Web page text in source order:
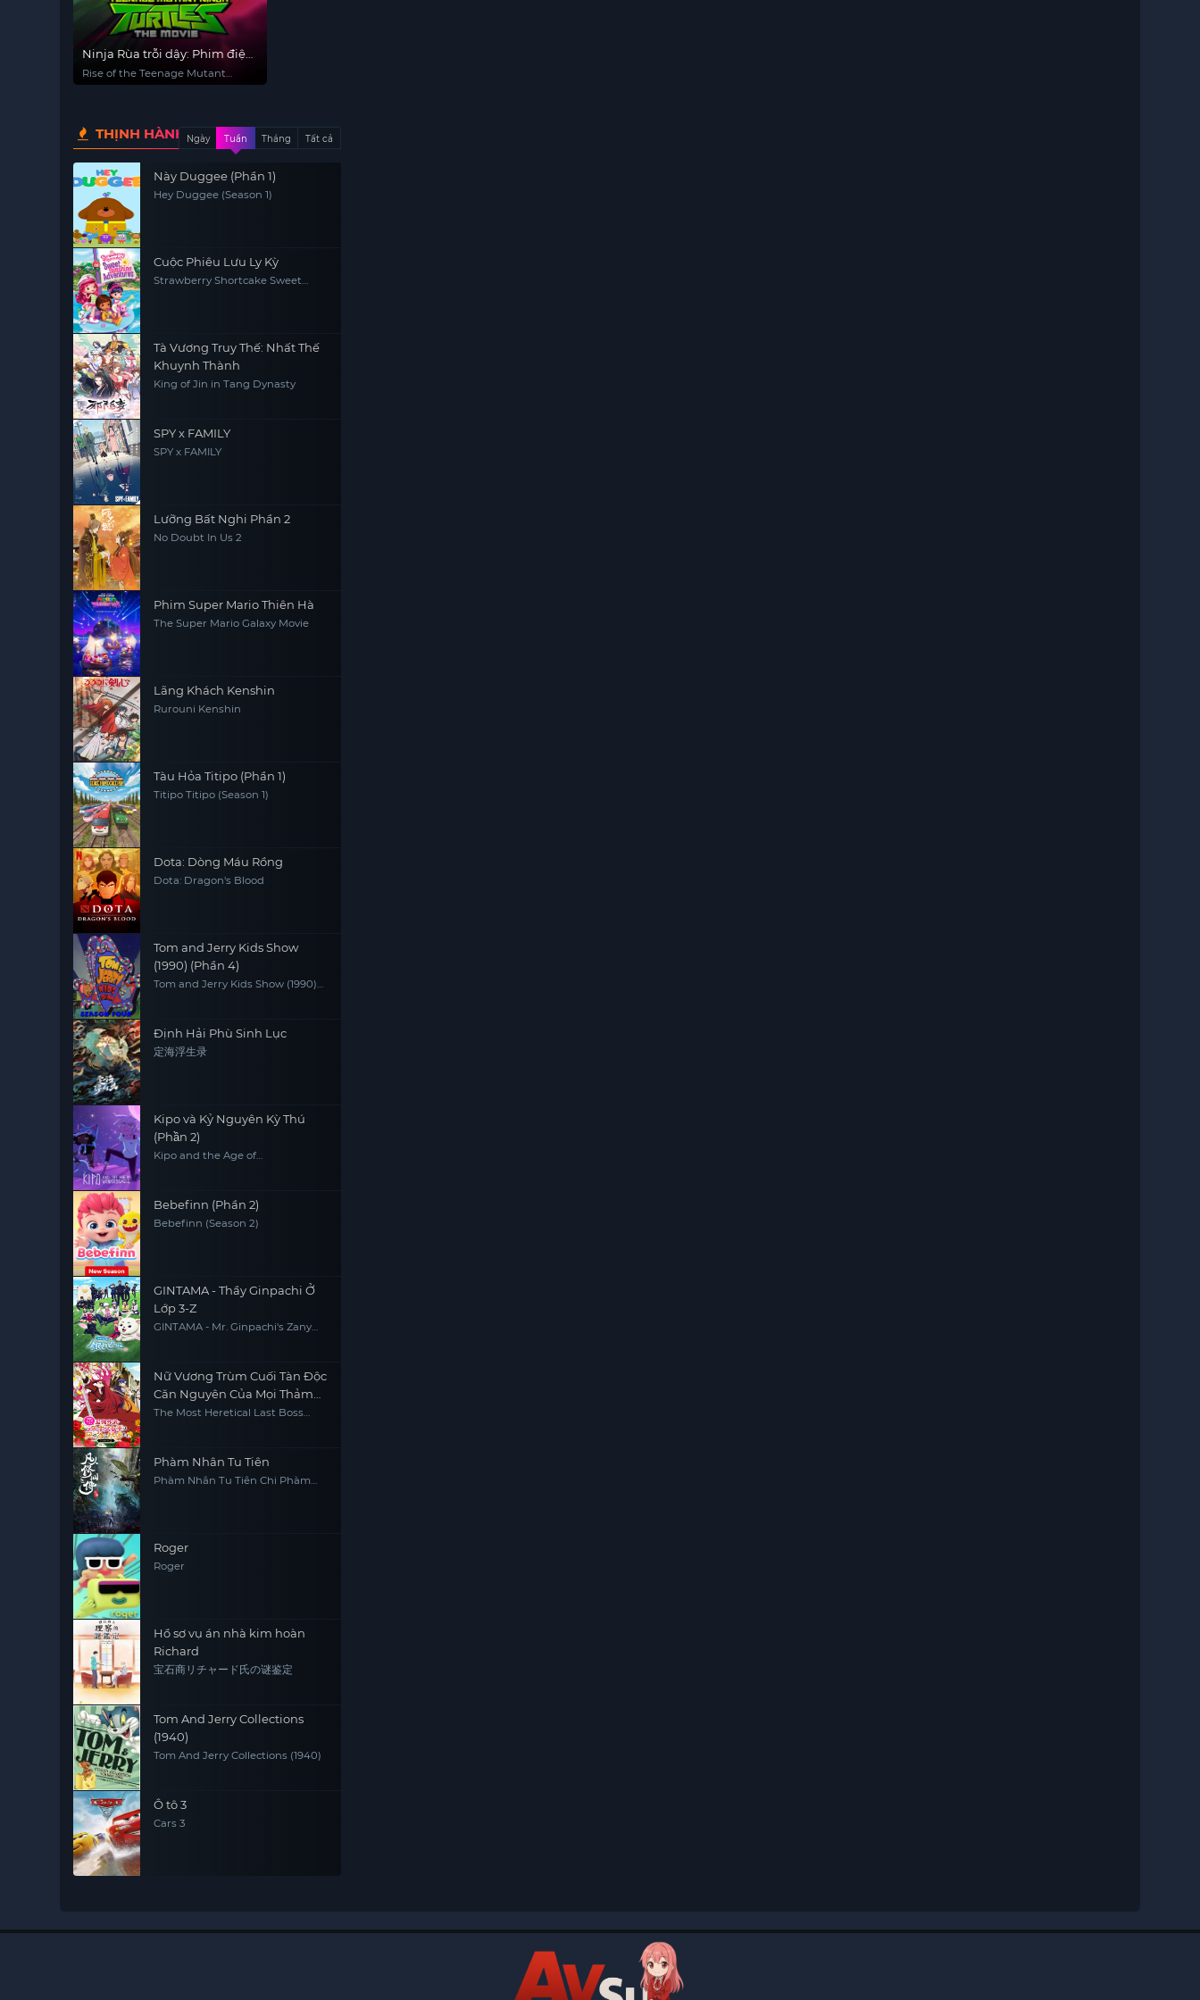
Ninja Rùa trỗi dậy: Phim điện
ảnh
Rise of the Teenage Mutant
THỊNH HÀNHNgày Tuần Tháng Tất cả
Này Duggee (Phần 1)
Hey Duggee (Season 1)
Cuộc Phiêu Lưu Ly Kỳ
Strawberry Shortcake Sweet
Tà Vương Truy Thế: Nhất Thế
Khuynh Thành
King of Jin in Tang Dynasty
SPY x FAMILY
SPY x FAMILY
Lưỡng Bất Nghi Phần 2
No Doubt In Us 2
Phim Super Mario Thiên Hà
The Super Mario Galaxy Movie
Lãng Khách Kenshin
Rurouni Kenshin
Tàu Hỏa Titipo (Phần 1)
Titipo Titipo (Season 1)
Dota: Dòng Máu Rồng
Dota: Dragon's Blood
Tom and Jerry Kids Show
(1990) (Phần 4)
Tom and Jerry Kids Show (1990)
Định Hải Phù Sinh Lục
定海浮生录
Kipo và Kỷ Nguyên Kỳ Thú
(Phần 2)
Kipo and the Age of
Bebefinn (Phần 2)
Bebefinn (Season 2)
GINTAMA - Thầy Ginpachi Ở
Lớp 3-Z
GINTAMA - Mr. Ginpachi's Zany
Nữ Vương Trùm Cuối Tàn Độc
Căn Nguyên Của Mọi Thảm
Kịch Sẽ Dốc Sức Vì Người Dân
The Most Heretical Last Boss
Phàm Nhân Tu Tiên
Phàm Nhân Tu Tiên Chi Phàm
Roger
Roger
Hồ sơ vụ án nhà kim hoàn
Richard
宝石商リチャード氏の谜鉴定
Tom And Jerry Collections
(1940)
Tom And Jerry Collections (1940)
Ô tô 3
Cars 3